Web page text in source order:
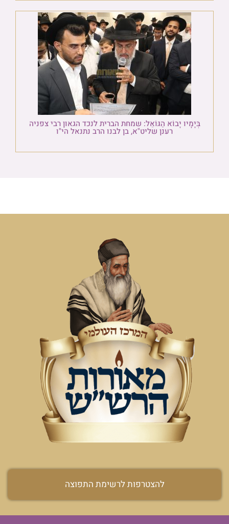
בְּיָמָיו יָבוֹא הַגּוֹאֵל: שמחת הברית לנכד הגאון רבי צפניה
רענן שליט"א, בן לבנו הרב נתנאל הי"ו
להצטרפות לרשימת התפוצה